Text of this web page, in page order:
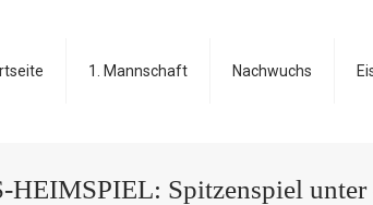
1. Mannschaft Nachwuchs
Spitzenspiel unter